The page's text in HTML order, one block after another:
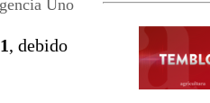
Uno
, debido
aisladas entre
Valparaíso y
Los Ríos